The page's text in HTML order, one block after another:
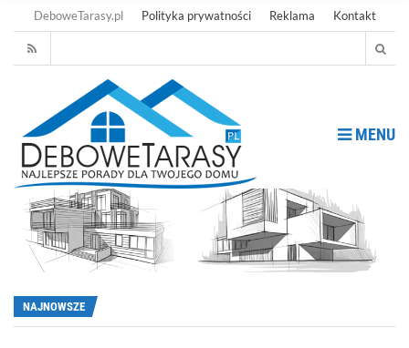
DeboweTarasy.pl Polityka prywatności Reklama Kontakt
MENU
NAJNOWSZE